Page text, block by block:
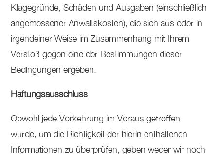
Klagegründe, Schäden und Ausgaben (einschließlich
angemessener Anwaltskosten), die sich aus oder in
irgendeiner Weise im Zusammenhang mit Ihrem
Verstoß gegen eine der Bestimmungen dieser
Bedingungen ergeben.
Haftungsausschluss
Obwohl jede Vorkehrung im Voraus getroffen
wurde, um die Richtigkeit der hierin enthaltenen
Informationen zu überprüfen, geben weder wir noch